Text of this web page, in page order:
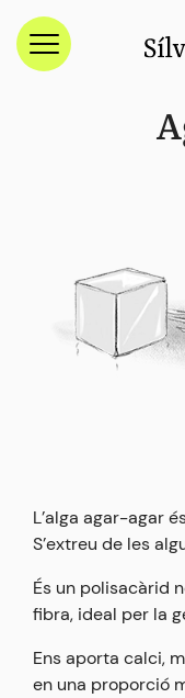
Menú
L’alga agar-agar
S’extreu de les
És un polisacàrid
fibra, ideal per la
Ens aporta calci,
en una proporció